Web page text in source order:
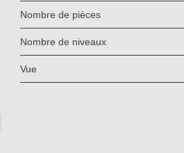
Nombre de pièces
Nombre de niveaux
Vue